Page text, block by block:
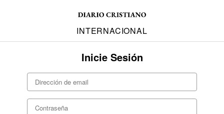
INTERNACIONAL
Inicie Sesión